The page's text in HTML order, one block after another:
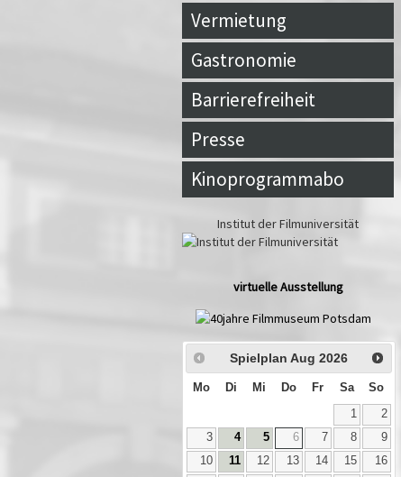
Vermietung
Gastronomie
Barrierefreiheit
Presse
Kinoprogrammabo
Institut der Filmuniversität
virtuelle Ausstellung
Spielplan Aug 2026
Mo Di Mi Do Fr Sa So
1
2
3
4 5 6 7 8
9
10
11 12 13 14 15
16